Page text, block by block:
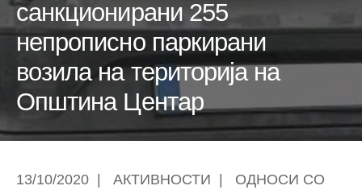
санкционирани 255
непрописно паркирани
возила на територија на
Општина Центар
13/10/2020 АКТИВНОСТИ
ОДНОСИ СО